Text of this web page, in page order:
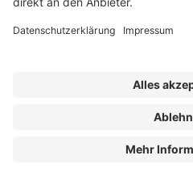
Normenreihe für
zur Instandhaltung nach DIN
Instandsetzung) der
Entwässerungseinrichtungen
insofern von Bedeutung, da nur
der Abdichtung sichergestellt